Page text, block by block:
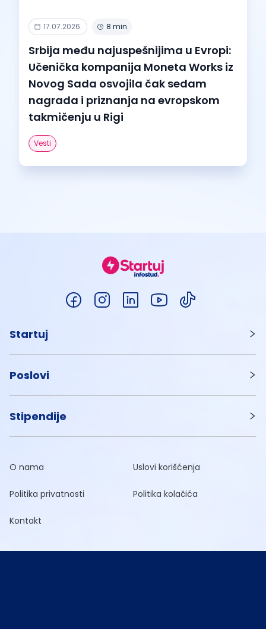
17.07.2026. 8 min
Srbija među najuspešnijima u Evropi:
Učenička kompanija Moneta Works iz
Novog Sada osvojila čak sedam
nagrada i priznanja na evropskom
takmičenju u Rigi
Vesti
Startuj
Poslovi
Stipendije
O nama Uslovi korišćenja
Politika privatnosti Politika kolačića
Kontakt